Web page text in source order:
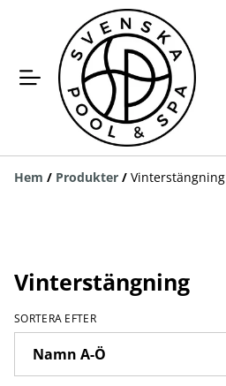
Hem / Produkter / Vinterstängning
Vinterstängning
SORTERA EFTER